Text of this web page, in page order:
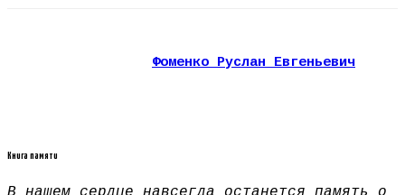
Фоменко Руслан Евгеньевич
Книга памяти